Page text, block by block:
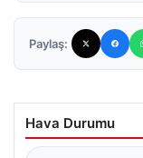
Paylaş:
Hava Durumu